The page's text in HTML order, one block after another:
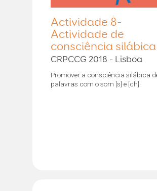
Actividade 8-
Actividade de
consciência silábica
CRPCCG 2018 - Lisboa
Promover a consciência silábica
palavras com o som [s] e [ch].